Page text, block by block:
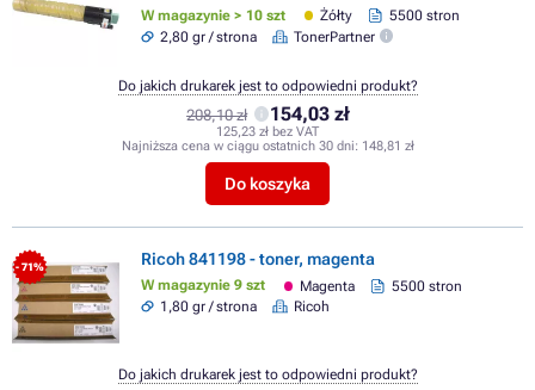
W magazynie > 10 szt Żółty
5500 stron
2,80 gr / strona
TonerPartner
208,10 zł 154,03 zł
125,23 zł bez VAT
Najniższa cena w ciągu ostatnich 30 dni: 148,81 zł
Do koszyka
Do jakich drukarek jest to odpowiedni produkt?
- 71% Ricoh 841198 - toner, magenta
W magazynie 9 szt Magenta
5500 stron
1,80 gr / strona
Ricoh
Do jakich drukarek jest to odpowiedni produkt?